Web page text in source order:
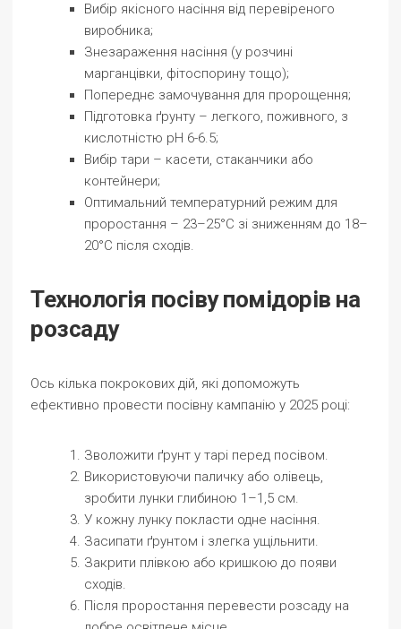
Вибір якісного насіння від перевіреного
виробника;
Знезараження насіння (у розчині
марганцівки, фітоспорину тощо);
Попереднє замочування для пророщення;
Підготовка ґрунту – легкого, поживного, з
кислотністю pH 6-6.5;
Вибір тари – касети, стаканчики або
контейнери;
Оптимальний температурний режим для
проростання – 23–25°C зі зниженням до 18–
20°C після сходів.
Технологія посіву помідорів на
розсаду
Ось кілька покрокових дій, які допоможуть
ефективно провести посівну кампанію у 2025 році:
Зволожити ґрунт у тарі перед посівом.
Використовуючи паличку або олівець,
зробити лунки глибиною 1–1,5 см.
У кожну лунку покласти одне насіння.
Засипати ґрунтом і злегка ущільнити.
Закрити плівкою або кришкою до появи
сходів.
Після проростання перевести розсаду на